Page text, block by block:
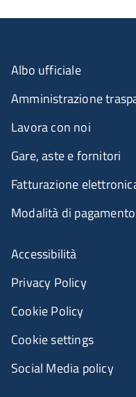
Albo ufficiale
Amministrazione
Lavora con noi
Gare, aste e fornitori
Fatturazione
Modalità di pagamento
Accessibilità
Privacy Policy
Cookie Policy
Cookie settings
Social Media policy